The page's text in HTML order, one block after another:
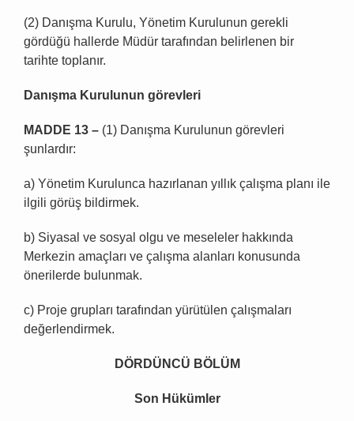
(2) Danışma Kurulu, Yönetim Kurulunun gerekli
gördüğü hallerde Müdür tarafından belirlenen bir
tarihte toplanır.
Danışma Kurulunun görevleri
MADDE 13 – (1) Danışma Kurulunun görevleri
şunlardır:
a) Yönetim Kurulunca hazırlanan yıllık çalışma planı ile
ilgili görüş bildirmek.
b) Siyasal ve sosyal olgu ve meseleler hakkında
Merkezin amaçları ve çalışma alanları konusunda
önerilerde bulunmak.
c) Proje grupları tarafından yürütülen çalışmaları
değerlendirmek.
DÖRDÜNCÜ BÖLÜM
Son Hükümler